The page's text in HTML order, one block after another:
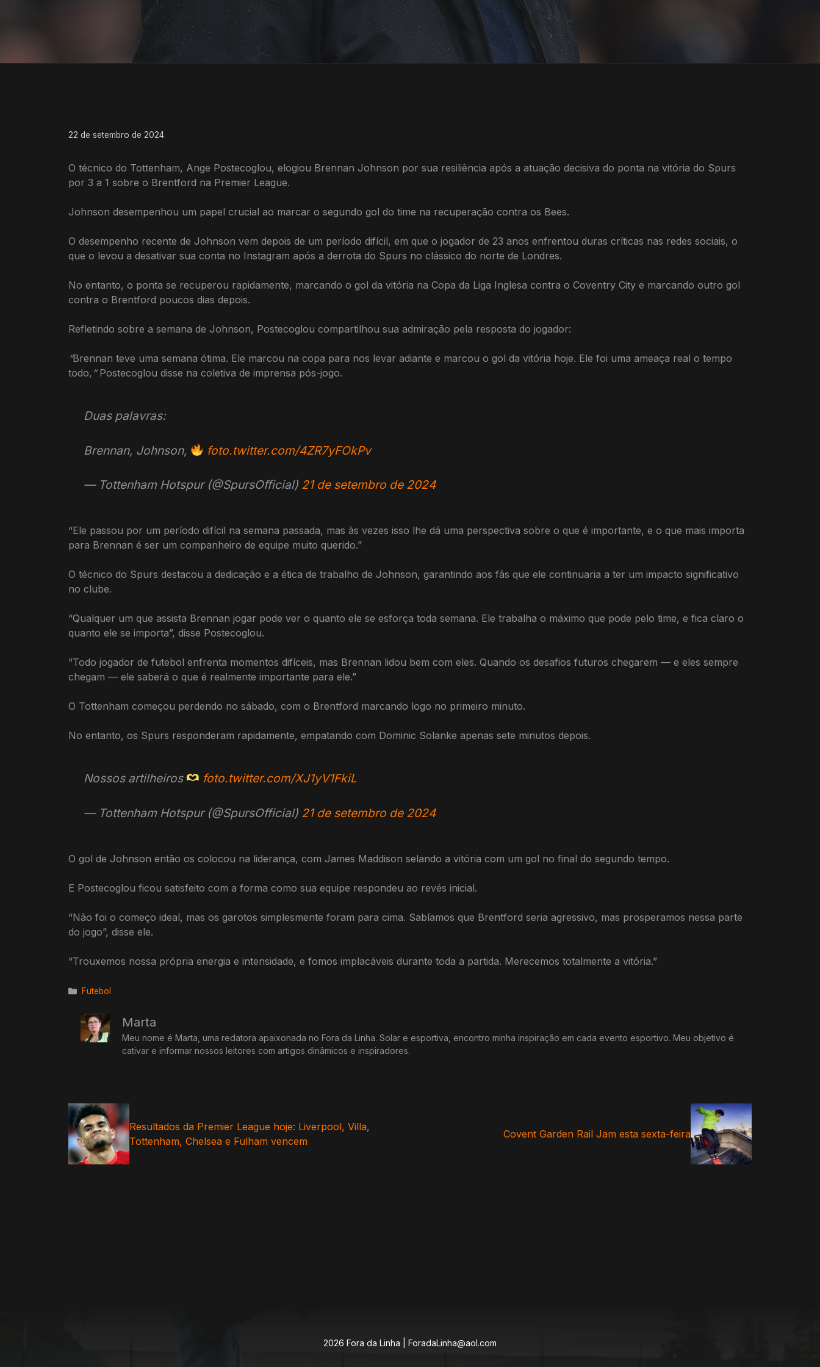
22 de setembro de 2024
O técnico do Tottenham, Ange Postecoglou, elogiou Brennan Johnson por sua resiliência após a atuação decisiva do ponta na vitória do Spurs
por 3 a 1 sobre o Brentford na Premier League.
Johnson desempenhou um papel crucial ao marcar o segundo gol do time na recuperação contra os Bees.
O desempenho recente de Johnson vem depois de um período difícil, em que o jogador de 23 anos enfrentou duras críticas nas redes sociais, o
que o levou a desativar sua conta no Instagram após a derrota do Spurs no clássico do norte de Londres.
No entanto, o ponta se recuperou rapidamente, marcando o gol da vitória na Copa da Liga Inglesa contra o Coventry City e marcando outro gol
contra o Brentford poucos dias depois.
Refletindo sobre a semana de Johnson, Postecoglou compartilhou sua admiração pela resposta do jogador:
“Brennan teve uma semana ótima. Ele marcou na copa para nos levar adiante e marcou o gol da vitória hoje. Ele foi uma ameaça real o tempo
todo, “Postecoglou disse na coletiva de imprensa pós-jogo.
Duas palavras:
Brennan, Johnson, foto.twitter.com/4ZR7yFOkPv
— Tottenham Hotspur (@SpursOfficial) 21 de setembro de 2024
“Ele passou por um período difícil na semana passada, mas às vezes isso lhe dá uma perspectiva sobre o que é importante, e o que mais importa
para Brennan é ser um companheiro de equipe muito querido.”
O técnico do Spurs destacou a dedicação e a ética de trabalho de Johnson, garantindo aos fãs que ele continuaria a ter um impacto significativo
no clube.
“Qualquer um que assista Brennan jogar pode ver o quanto ele se esforça toda semana. Ele trabalha o máximo que pode pelo time, e fica claro o
quanto ele se importa”, disse Postecoglou.
“Todo jogador de futebol enfrenta momentos difíceis, mas Brennan lidou bem com eles. Quando os desafios futuros chegarem — e eles sempre
chegam — ele saberá o que é realmente importante para ele.”
O Tottenham começou perdendo no sábado, com o Brentford marcando logo no primeiro minuto.
No entanto, os Spurs responderam rapidamente, empatando com Dominic Solanke apenas sete minutos depois.
Nossos artilheiros foto.twitter.com/XJ1yV1FkiL
— Tottenham Hotspur (@SpursOfficial) 21 de setembro de 2024
O gol de Johnson então os colocou na liderança, com James Maddison selando a vitória com um gol no final do segundo tempo.
E Postecoglou ficou satisfeito com a forma como sua equipe respondeu ao revés inicial.
“Não foi o começo ideal, mas os garotos simplesmente foram para cima. Sabíamos que Brentford seria agressivo, mas prosperamos nessa parte
do jogo”, disse ele.
“Trouxemos nossa própria energia e intensidade, e fomos implacáveis ​​durante toda a partida. Merecemos totalmente a vitória.”
Categorias
Futebol
Marta
Meu nome é Marta, uma redatora apaixonada no Fora da Linha. Solar e esportiva, encontro minha inspiração em cada evento esportivo. Meu objetivo é
cativar e informar nossos leitores com artigos dinâmicos e inspiradores.
Resultados da Premier League hoje: Liverpool, Villa,
Tottenham, Chelsea e Fulham vencem
Covent Garden Rail Jam esta sexta-feira
2026 Fora da Linha | ForadaLinha@aol.com